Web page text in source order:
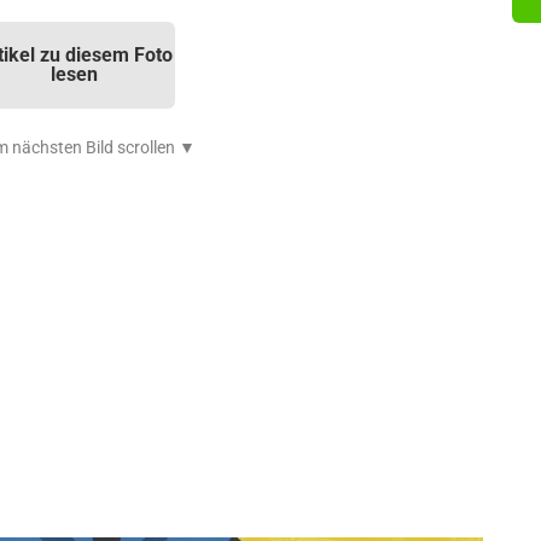
zu diesem Foto
lesen
nächsten Bild scrollen ▼